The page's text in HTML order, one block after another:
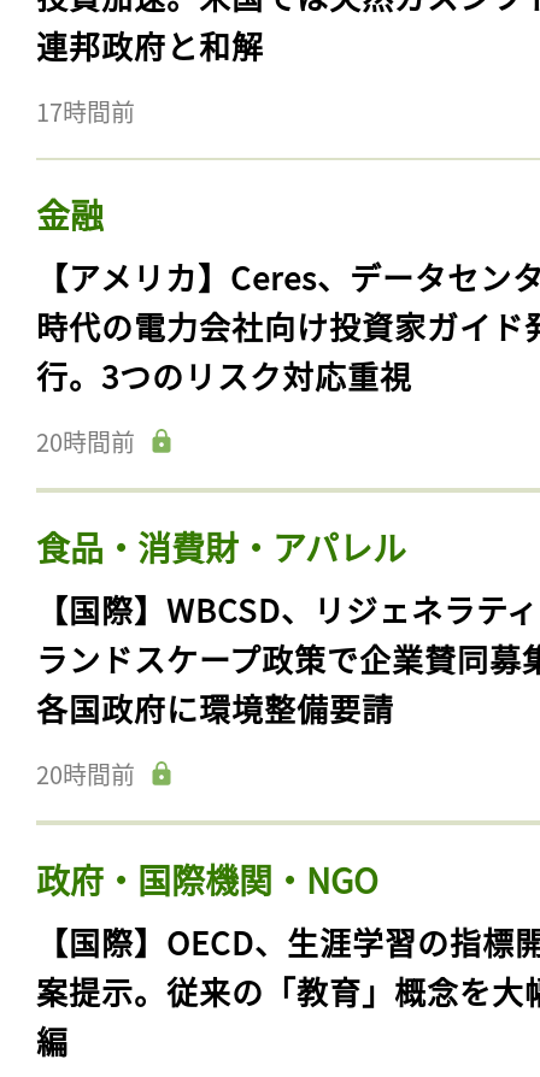
エネルギー・資源
【ドイツ】RWE、クリーンエネル
投資加速。米国では天然ガスシフ
連邦政府と和解
17時間前
金融
【アメリカ】Ceres、データセン
時代の電力会社向け投資家ガイド
行。3つのリスク対応重視
20時間前
食品・消費財・アパレル
【国際】WBCSD、リジェネラテ
ランドスケープ政策で企業賛同募
各国政府に環境整備要請
20時間前
政府・国際機関・NGO